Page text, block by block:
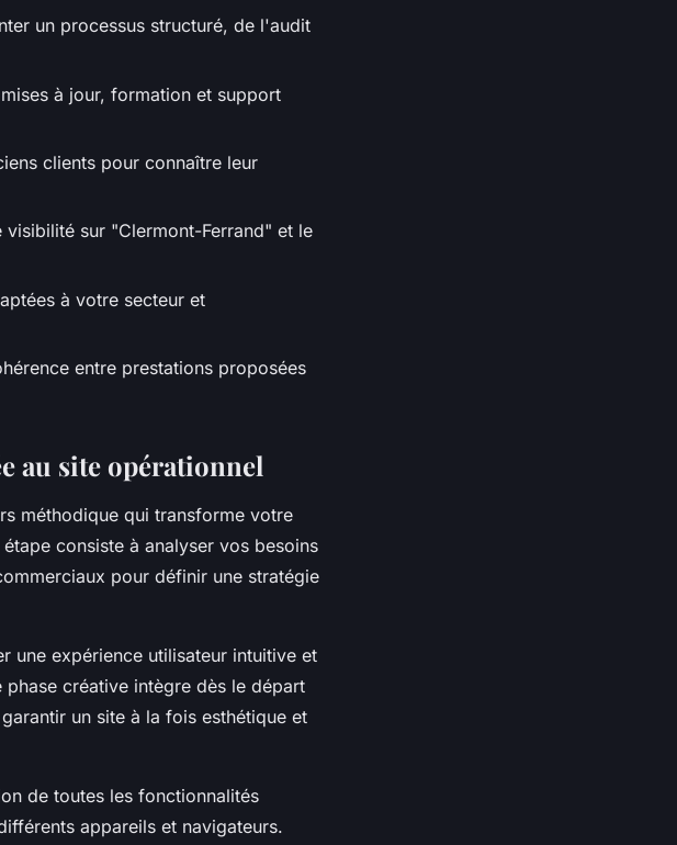
un processus structuré, de l'audit
à jour, formation et support
clients pour connaître leur
sur "Clermont-Ferrand" et le
à votre secteur et
entre prestations proposées
au site opérationnel
méthodique qui transforme votre
consiste à analyser vos besoins
pour définir une stratégie
une expérience utilisateur intuitive et
créative intègre dès le départ
un site à la fois esthétique et
de toutes les fonctionnalités
appareils et navigateurs.